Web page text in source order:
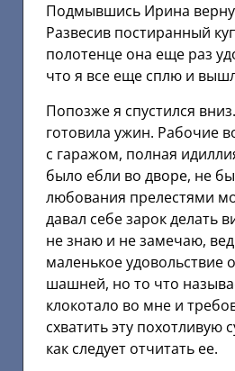
Подмывшись Ирина
Развесив постиранный
полотенце она еще раз
что я все еще сплю и
Попозже я спустился
готовила ужин. Рабочие
с гаражом, полная
было ебли во дворе, не
любования прелестями
давал себе зарок делать
не знаю и не замечаю,
маленькое удовольствие
шашней, но то что
клокотало во мне и
схватить эту похотливую
как следует отчитать ее.